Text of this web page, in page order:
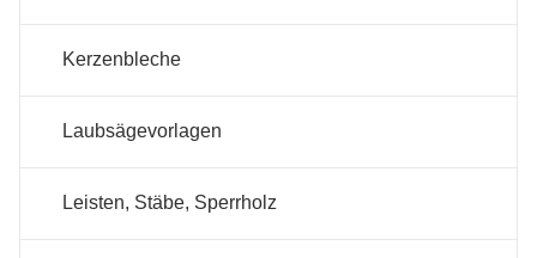
Kerzenbleche
Laubsägevorlagen
Leisten, Stäbe, Sperrholz